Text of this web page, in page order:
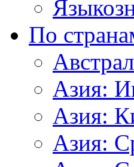
По
Азия:
Азия:
Азия: